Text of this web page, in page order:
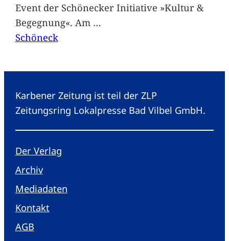
Event der Schönecker Initiative »Kultur &
Begegnung«. Am …
Schöneck
Karbener Zeitung ist teil der ZLP
Zeitungsring Lokalpresse Bad Vilbel GmbH.
Der Verlag
Archiv
Mediadaten
Kontakt
AGB